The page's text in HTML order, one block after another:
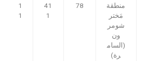
منطقة
مَختر
شومر
ون
(السام
رة)
78
41
1
1
1